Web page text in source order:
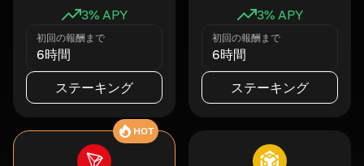
3% APY
初回の報酬まで
6時間
ステーキング
3% APY
初回の報酬まで
6時間
ステーキング
HOT